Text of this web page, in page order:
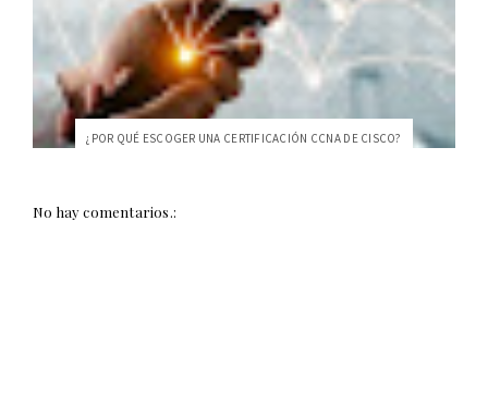
¿POR QUÉ ESCOGER UNA CERTIFICACIÓN CCNA DE CISCO?
No hay comentarios.: